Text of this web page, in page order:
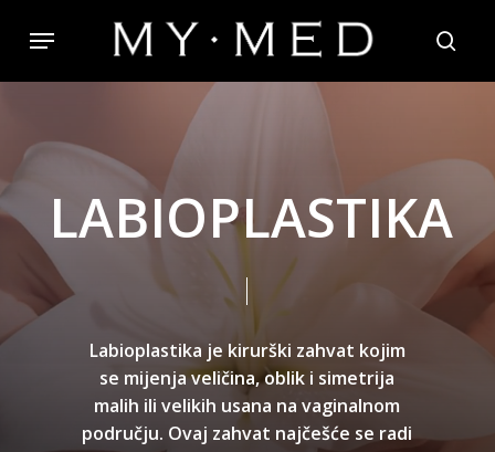
Menu
LABIOPLASTIKA
Labioplastika je kirurški zahvat kojim
se mijenjaveličina, oblik i simetrija
malih ili velikih usana na vaginalnom
području. Ovaj zahvat najčešće se radi